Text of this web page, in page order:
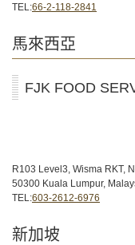
TEL:66-2-118-2841
馬來西亞
FJK FOOD
R103 Level3, Wisma RKT,
50300 Kuala Lumpur,
TEL:603-2612-6976
新加坡